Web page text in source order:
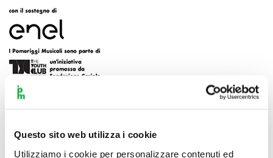
Questo sito web utilizza i cookie
Utilizziamo i cookie per personalizzare contenuti ed